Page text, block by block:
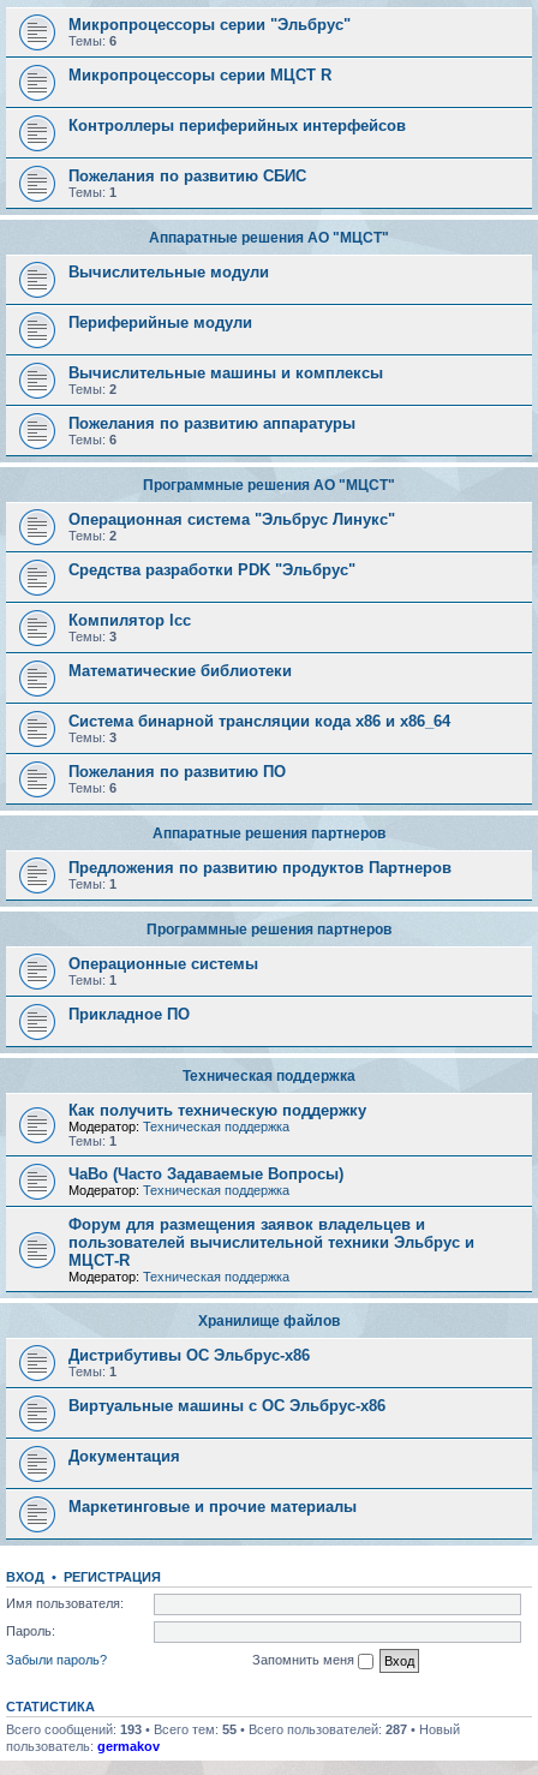
Микропроцессоры серии "Эльбрус"
Темы: 6
Микропроцессоры серии МЦСТ R
Контроллеры периферийных интерфейсов
Пожелания по развитию СБИС
Темы: 1
Аппаратные решения АО "МЦСТ"
Вычислительные модули
Периферийные модули
Вычислительные машины и комплексы
Темы: 2
Пожелания по развитию аппаратуры
Темы: 6
Программные решения АО "МЦСТ"
Операционная система "Эльбрус Линукс"
Темы: 2
Средства разработки PDK "Эльбрус"
Компилятор lcc
Темы: 3
Математические библиотеки
Система бинарной трансляции кода х86 и х86_64
Темы: 3
Пожелания по развитию ПО
Темы: 6
Аппаратные решения партнеров
Предложения по развитию продуктов Партнеров
Темы: 1
Программные решения партнеров
Операционные системы
Темы: 1
Прикладное ПО
Техническая поддержка
Как получить техническую поддержку
Модератор: Техническая поддержка
Темы: 1
ЧаВо (Часто Задаваемые Вопросы)
Модератор: Техническая поддержка
Форум для размещения заявок владельцев и
пользователей вычислительной техники Эльбрус и
МЦСТ-R
Модератор: Техническая поддержка
Хранилище файлов
Дистрибутивы ОС Эльбрус-x86
Темы: 1
Виртуальные машины с ОС Эльбрус-x86
Документация
Маркетинговые и прочие материалы
ВХОД • РЕГИСТРАЦИЯ
Имя пользователя:
Пароль:
Забыли пароль?
Запомнить меня
СТАТИСТИКА
Всего сообщений: 193 • Всего тем: 55 • Всего пользователей: 287 • Новый
пользователь: germakov